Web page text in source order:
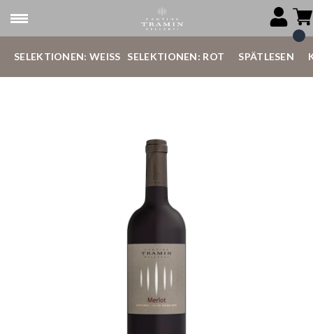
SELEKTIONEN: WEISS SELEKTIONEN: ROT SPÄTLESEN